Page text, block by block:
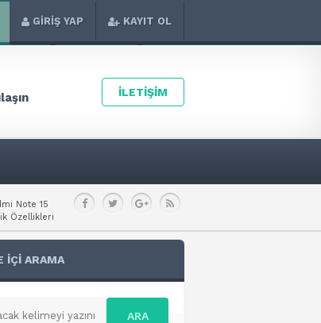
GİRİŞ YAP KAYIT OL
İLETİŞİM
Note 15
Özellikleri
İÇİ ARAMA
ARA